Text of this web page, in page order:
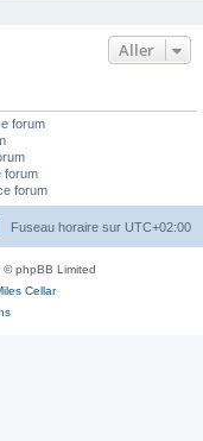
Aller
forum
forum
forum
Fuseau horaire sur UTC+02:00
© phpBB Limited
Cellar